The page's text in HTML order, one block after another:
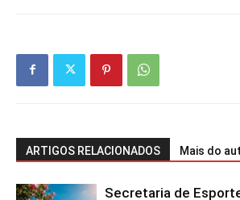
ARTIGOS RELACIONADOS Mais do
Secretaria de